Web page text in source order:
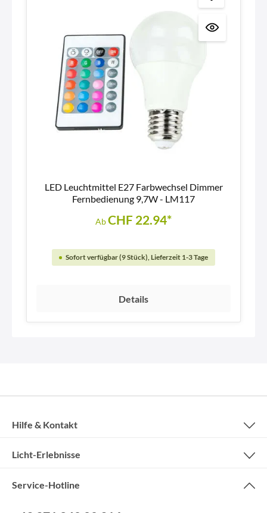
LED Leuchtmittel E27 Farbwechsel Dimmer
Fernbedienung 9,7W - LM117
AbCHF 22.94*
Sofort verfügbar (9 Stück), Lieferzeit 1-3 Tage
Details
Service-Hotline
Hilfe & Kontakt
Licht-Erlebnisse